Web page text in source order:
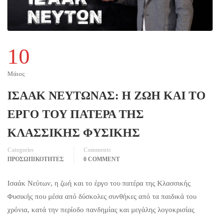
10
Μάιος
ΙΣΑΑΚ ΝΕΥΤΩΝΑΣ: Η ΖΩΗ ΚΑΙ ΤΟ
ΕΡΓΟ ΤΟΥ ΠΑΤΕΡΑ ΤΗΣ
ΚΛΑΣΣΙΚΗΣ ΦΥΣΙΚΗΣ
Categories
ΠΡΟΣΩΠΙΚΟΤΗΤΕΣ
Comments
0 COMMENT
Ισαάκ Νεύτων, η ζωή και το έργο του πατέρα της Κλασσικής
Φυσικής που μέσα από δύσκολες συνθήκες από τα παιδικά του
χρόνια, κατά την περίοδο πανδημίας και μεγάλης λογοκρισίας